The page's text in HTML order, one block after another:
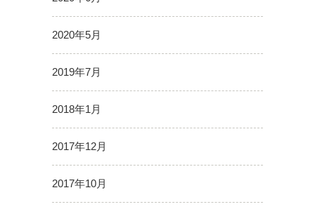
2020年5月
2019年7月
2018年1月
2017年12月
2017年10月